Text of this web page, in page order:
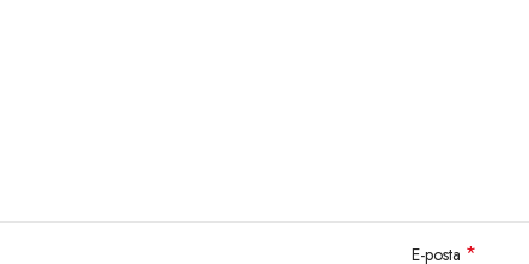
E-posta *